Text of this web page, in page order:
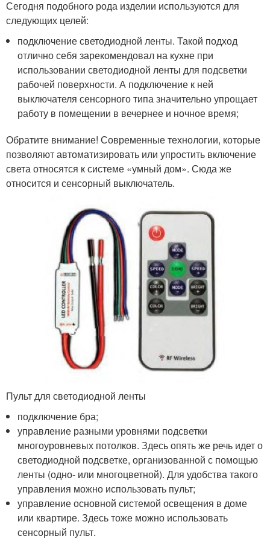
Сегодня подобного рода изделии используются для
следующих целей:
подключение светодиодной ленты. Такой подход
отлично себя зарекомендовал на кухне при
использовании светодиодной ленты для подсветки
рабочей поверхности. А подключение к ней
выключателя сенсорного типа значительно упрощает
работу в помещении в вечернее и ночное время;
Обратите внимание! Современные технологии, которые
позволяют автоматизировать или упростить включение
света относятся к системе «умный дом». Сюда же
относится и сенсорный выключатель.
Пульт для светодиодной ленты
подключение бра;
управление разными уровнями подсветки
многоуровневых потолков. Здесь опять же речь идет о
светодиодной подсветке, организованной с помощью
ленты (одно- или многоцветной). Для удобства такого
управления можно использовать пульт;
управление основной системой освещения в доме
или квартире. Здесь тоже можно использовать
сенсорный пульт.